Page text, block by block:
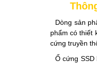
Dòng sản
phẩm có thiết
cứng truyền
Ổ cứng